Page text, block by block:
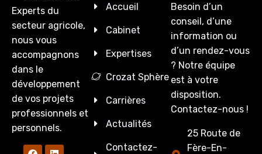
Experts du
secteur agricole,
nous vous
accompagnons
dans le
développement
de vos projets
professionnels et
personnels.
Accueil
Cabinet
Expertises
Crozat Sphère
Carrières
Actualités
Contactez-
Besoin d’un
conseil, d’une
information ou
d’un rendez-vous
? Notre équipe
est à votre
disposition.
Contactez-nous !
25 Route de
Fère-En-